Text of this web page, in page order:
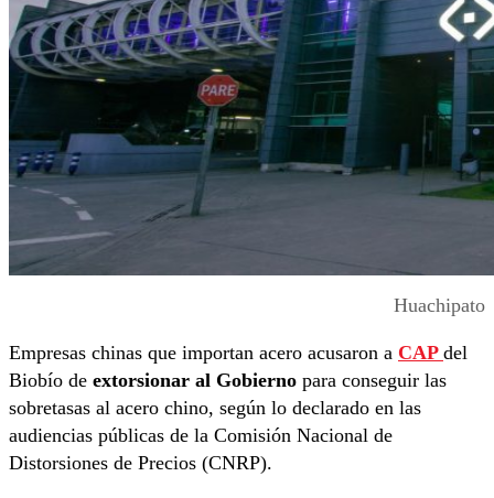
Huachipato
Empresas chinas que importan acero acusaron a CAP del
Biobío de extorsionar al Gobierno para conseguir las
sobretasas al acero chino, según lo declarado en las
audiencias públicas de la Comisión Nacional de
Distorsiones de Precios (CNRP).